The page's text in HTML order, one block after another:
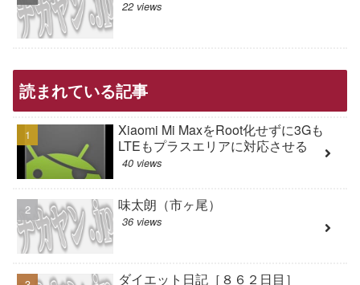
22 views
読まれている記事
Xiaomi Mi MaxをRoot化せずに3Gも
LTEもプラスエリアに対応させる
40 views
味太朗（市ヶ尾）
36 views
ダイエット日記［８６２日目］